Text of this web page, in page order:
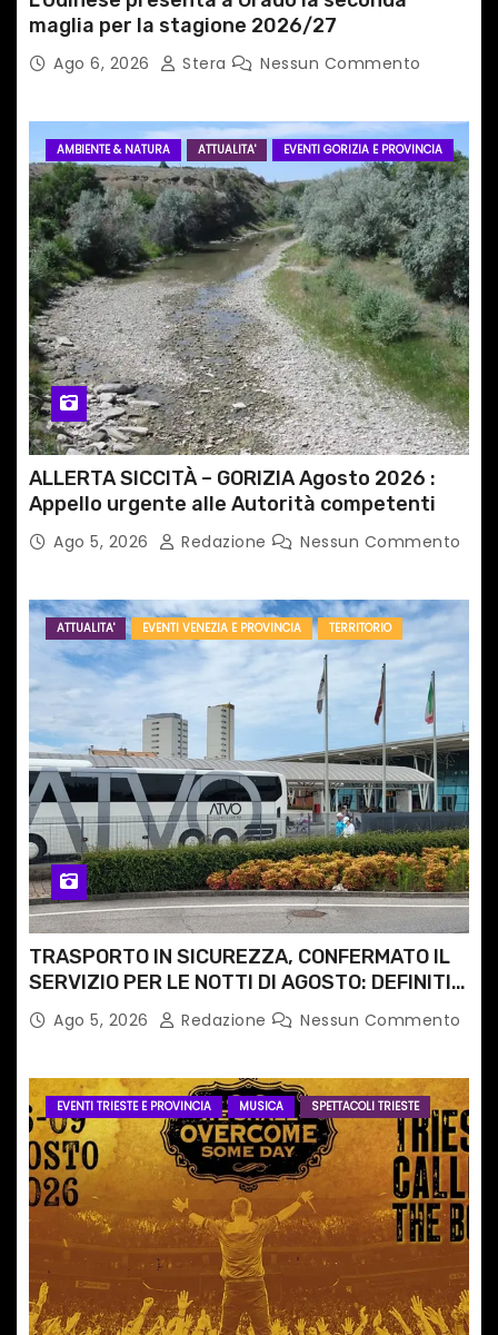
maglia per la stagione 2026/27
Ago 6, 2026 Stera Nessun Commento
AMBIENTE & NATURA ATTUALITA' EVENTI GORIZIA E PROVINCIA
ALLERTA SICCITÀ – GORIZIA Agosto 2026 :
Appello urgente alle Autorità competenti
Ago 5, 2026 Redazione Nessun Commento
ATTUALITA' EVENTI VENEZIA E PROVINCIA TERRITORIO
TRASPORTO IN SICUREZZA, CONFERMATO IL
SERVIZIO PER LE NOTTI DI AGOSTO: DEFINITI
PERCORSI, FERMATE E ORARIO
Ago 5, 2026 Redazione Nessun Commento
EVENTI TRIESTE E PROVINCIA MUSICA SPETTACOLI TRIESTE